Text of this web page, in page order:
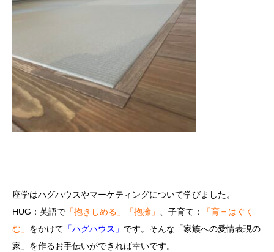
座学はハグハウスやマーケティングについて学びました。
HUG：英語で 「抱きしめる」「抱擁」 、子育て：
「育＝はぐく
む」 をかけて 「ハグハウス」 です。そんな「家族への愛情表現の
家」を作るお手伝いができれば幸いです。